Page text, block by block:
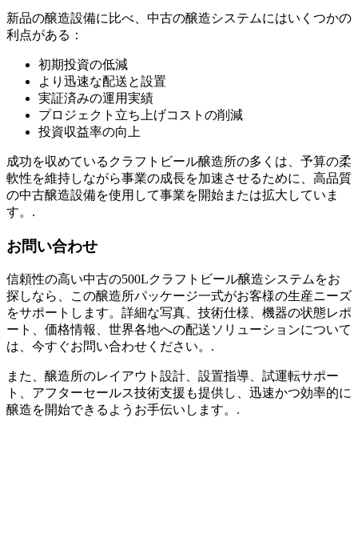
新品の醸造設備に比べ、中古の醸造システムにはいくつかの
利点がある：
初期投資の低減
より迅速な配送と設置
実証済みの運用実績
プロジェクト立ち上げコストの削減
投資収益率の向上
成功を収めているクラフトビール醸造所の多くは、予算の柔
軟性を維持しながら事業の成長を加速させるために、高品質
の中古醸造設備を使用して事業を開始または拡大していま
す。.
お問い合わせ
信頼性の高い中古の500Lクラフトビール醸造システムをお
探しなら、この醸造所パッケージ一式がお客様の生産ニーズ
をサポートします。詳細な写真、技術仕様、機器の状態レポ
ート、価格情報、世界各地への配送ソリューションについて
は、今すぐお問い合わせください。.
また、醸造所のレイアウト設計、設置指導、試運転サポー
ト、アフターセールス技術支援も提供し、迅速かつ効率的に
醸造を開始できるようお手伝いします。.